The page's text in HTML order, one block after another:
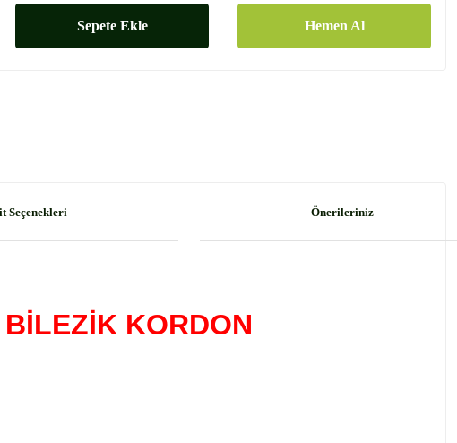
Sepete Ekle Hemen Al
Seçenekleri Önerileriniz
KORDON